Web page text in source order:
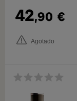
42,90 €
Agotado